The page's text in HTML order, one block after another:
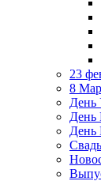
23
8
День
День
День